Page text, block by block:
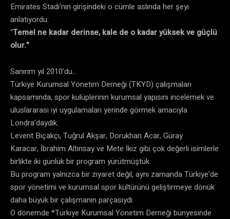
Emirates Stadı’nın girişindeki o cümle aslında her şeyi
anlatıyordu:
“Temel ne kadar derinse, kale de o kadar yüksek ve güçlü
olur.”
Sanırım yıl 2010’du…
Türkiye Kurumsal Yönetim Derneği (TKYD) çalışmaları
kapsamında, spor kulüplerinin kurumsal yapısını incelemek ve
uluslararası iyi uygulamaları yerinde görmek amacıyla
Londra’daydık.
Levent Bıçakçı, Tuğrul Akşar, Dorukhan Acar, Güray
Karacar, İbrahim Altınsay ve Mete İkiz gibi çok değerli isimlerle
birlikte iki günlük bir program yürütmüştük.
Bu program yalnızca bir ziyaret değil, aynı zamanda Türkiye’de
spor yönetimi ve kurumsal spor kültürünü geliştirmeye dönük
daha büyük bir çalışmanın parçasıydı.
O dönemde *Türkiye Kurumsal Yönetim Derneği bünyesinde